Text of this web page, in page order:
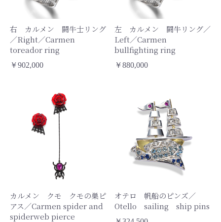
右 カルメン 闘牛士リング
／Right／Carmen
toreador ring
￥902,000
左 カルメン 闘牛リング／
Left／Carmen
bullfighting ring
￥880,000
カルメン クモ クモの巣ピ
アス／Carmen spider and
spiderweb pierce
オテロ 帆船のピンズ／
Otello sailing ship pins